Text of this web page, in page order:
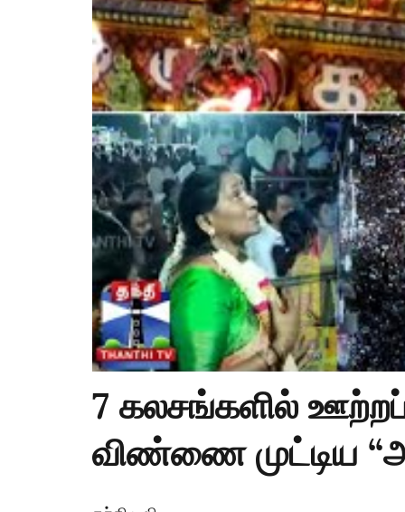
7 கலசங்களில்
விண்ணை முட்டிய